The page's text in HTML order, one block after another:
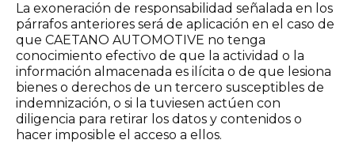
La exoneración de responsabilidad señalada en los
párrafos anteriores será de aplicación en el caso de
que CAETANO AUTOMOTIVE no tenga
conocimiento efectivo de que la actividad o la
información almacenada es ilícita o de que lesiona
bienes o derechos de un tercero susceptibles de
indemnización, o si la tuviesen actúen con
diligencia para retirar los datos y contenidos o
hacer imposible el acceso a ellos.